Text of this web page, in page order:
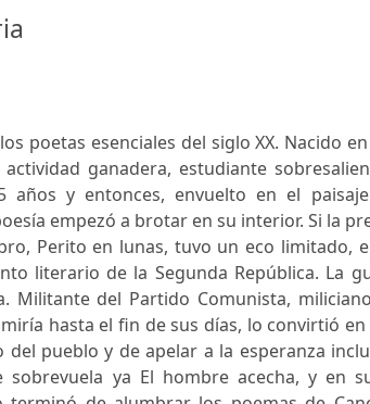
poetas esenciales del siglo XX. Nacido
ganadera, estudiante
años y entonces, envuelto en el
empezó a brotar en su interior. Si la
Perito en lunas, tuvo un eco limitado,
literario de la Segunda República. La
del Partido Comunista,
hasta el fin de sus días, lo convirtió
pueblo y de apelar a la esperanza
ya El hombre acecha, y en